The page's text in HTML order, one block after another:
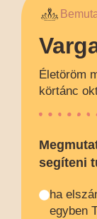
Életöröm
körtánc
segíteni
ha
egyben